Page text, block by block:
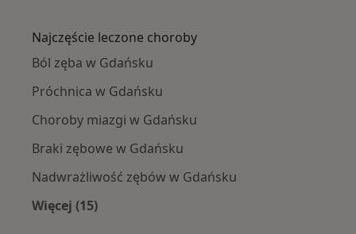
Najczęście leczone choroby
Ból zęba w Gdańsku
Próchnica w Gdańsku
Choroby miazgi w Gdańsku
Braki zębowe w Gdańsku
Nadwrażliwość zębów w Gdańsku
Więcej (15)